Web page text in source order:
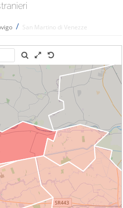
/ San Martino di Venezze